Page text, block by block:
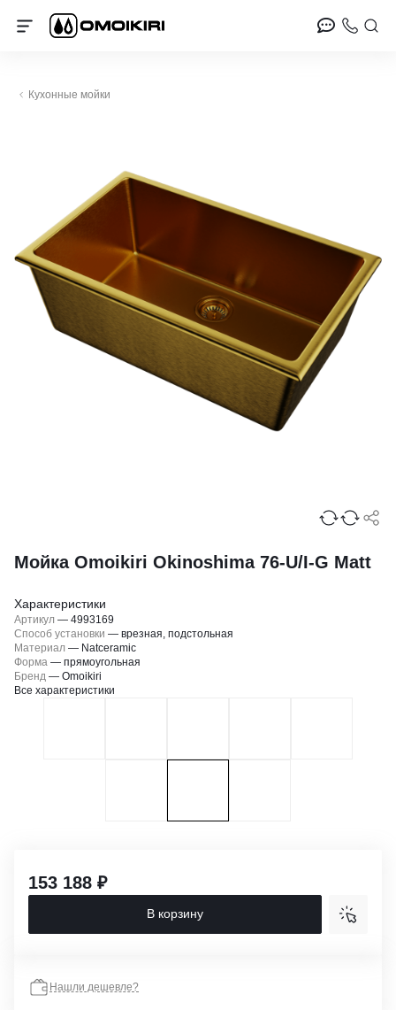
Кухонные мойки
Мойка Omoikiri Okinoshima 76-U/I-G Matt
Характеристики
Артикул — 4993169
Способ установки — врезная, подстольная
Материал — Natceramic
Форма — прямоугольная
Бренд — Omoikiri
Все характеристики
153 188 ₽
В корзину
Нашли дешевле?